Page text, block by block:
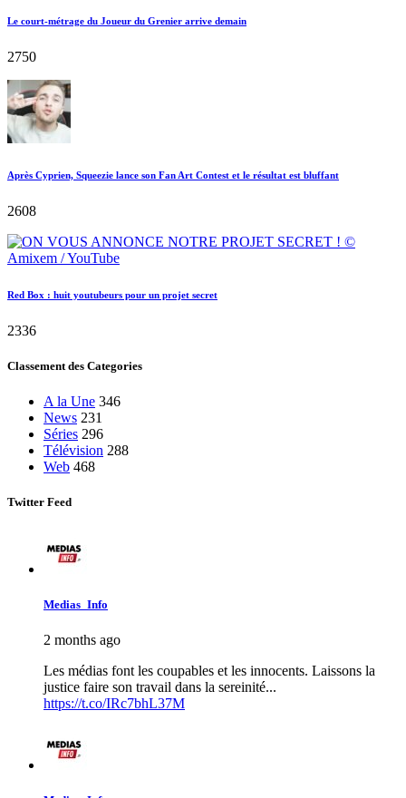
Le court-métrage du Joueur du Grenier arrive demain
2750
Après Cyprien, Squeezie lance son Fan Art Contest et le résultat est bluffant
2608
Red Box : huit youtubeurs pour un projet secret
2336
Classement des Categories
A la Une 346
News 231
Séries 296
Télévision 288
Web 468
Twitter Feed
Medias_Info
2 months ago
Les médias font les coupables et les innocents. Laissons la
justice faire son travail dans la sereinité...
https://t.co/IRc7bhL37M